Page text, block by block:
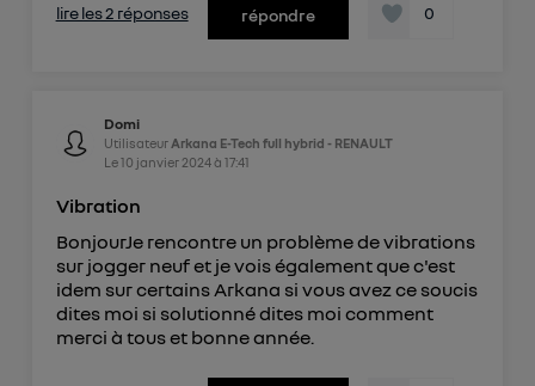
lire les 2 réponses répondre 0
Domi
Utilisateur Arkana E-Tech full hybrid - RENAULT
Le10 janvier 2024à 17:41
Vibration
BonjourJe rencontre un problème de vibrations
sur jogger neuf et je vois également que c'est
idem sur certains Arkana si vous avez ce soucis
dites moi si solutionné dites moi comment
merci à tous et bonne année.